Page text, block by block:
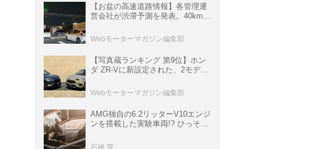
【お盆の高速道路情報】各管理運
営会社が渋滞予測を発表。40km以
数ある
Webモーターマガジン編集部
【写真蔵ランキング 第9位】ホン
ダ ZR-Vに新設定された、2モデル
グ」と「ブラックスタイル」
Webモーターマガジン編集部
AMG独自の6.2リッターV10エンジ
ンを搭載した実験車両!? ひっそり
P900 プロトタイプ」とは
石橋 寛